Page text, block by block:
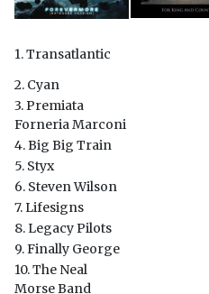
1. Transatlantic
2. Cyan
3. Premiata
Forneria Marconi
4. Big Big Train
5. Styx
6. Steven Wilson
7. Lifesigns
8. Legacy Pilots
9. Finally George
10. The Neal
Morse Band